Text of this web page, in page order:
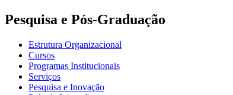
Pesquisa e Pós-Graduação
Estrutura Organizacional
Cursos
Programas Institucionais
Serviços
Pesquisa e Inovação